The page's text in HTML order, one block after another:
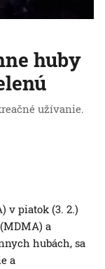
huby
užívanie.
v piatok (3. 2.)
a
hubách, sa
a